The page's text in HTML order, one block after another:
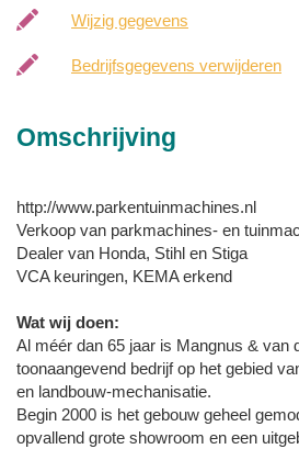
Wijzig gegevens
Bedrijfsgegevens verwijderen
Omschrijving
http://www.parkentuinmachines.nl
Verkoop van parkmachines- en
Dealer van Honda, Stihl en Stiga
VCA keuringen, KEMA erkend
Wat wij doen:
Al méér dan 65 jaar is Mangnus & van
toonaangevend bedrijf op het gebied
en landbouw-mechanisatie.
Begin 2000 is het gebouw geheel
opvallend grote showroom en een